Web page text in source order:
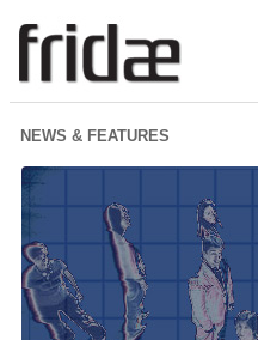
NEWS & FEATURES